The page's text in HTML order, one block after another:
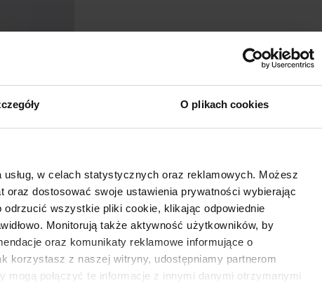
O plikach cookies
w celach statystycznych oraz reklamowych. Możesz
dostosować swoje ustawienia prywatności wybierając
wszystkie pliki cookie, klikając odpowiednie
Monitorują także aktywność użytkowników, by
oraz komunikaty reklamowe informujące o
korzystasz z naszej witryny, udostępniamy partnerom
połączyć te informacje z innymi danymi otrzymanymi